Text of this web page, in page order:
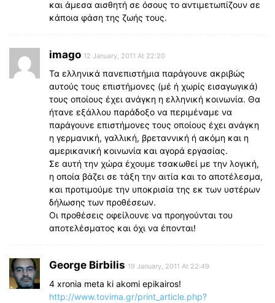
και άμεσα αισθητή σε όσους το αντιμετωπίζουν σε
κάποια φάση της ζωής τους.
imago 12 January, 2011 At 22:20
Τα ελληνικά πανεπιστήμια παράγουνε ακριβώς
αυτούς τους επιστήμονες (μέ ή χωρίς εισαγωγικά)
τους οποίους έχει ανάγκη η ελληνική κοινωνία. Θα
ήτανε εξάλλου παράδοξο να περιμέναμε να
παράγουνε επιστήμονες τους οποίους έχει ανάγκη
η γερμανική, γαλλική, βρεταννική ή ακόμη και η
αμερικανική κοινωνία και αγορά εργασίας.
Σε αυτή την χώρα έχουμε τσακωθεί με την λογική,
η οποία βάζει σε τάξη την αιτία και το αποτέλεσμα,
και προτιμούμε την υποκρισία της εκ των υστέρων
δήλωσης των προθέσεων.
Οι προθέσεις οφείλουνε να προηγούνται του
αποτελέσματος και όχι να έπονται!
George Birbilis 19 January, 2011 At 22:49
4 xronia meta ki akomi epikairos!
http://www.tovima.gr/print_article.php?